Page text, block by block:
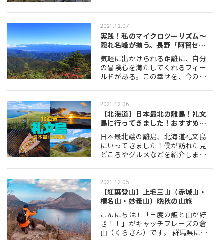
田次郎著作の小説『劒岳 点の記』
えた時には、…
2021.12.07
実践！私のマイクロツーリズム〜
隠れ名峰が揃う。長野「阿智セブ
ンサミット…
気軽に出かけられる距離に、自分
の冒険心を満たしてくれるフィー
ルドがある。この幸せを、今のご
なりました。 日常から少し身を置
き、自然に接していると、本来の感
覚を取り戻すよう…
2021.12.06
【北海道】日本最北の離島！礼文
島に行ってきました！おすすめス
ポットをご…
日本最北端の離島、北海道礼文島
にいってきました！僕が訪れた見
どころやグルメなどを紹介しま
こにあるの？ フェリーで礼文島
へ！船泊湾の美しい夕日が見られ
る民宿海憧にチェ…
2021.12.05
【紅葉登山】上毛三山（赤城山・
榛名山・妙義山）晩秋の山旅
こんにちは！「三度の飯と山が好
き！！」がキャッチフレーズの倉
山（くらさん）です。 群馬県には